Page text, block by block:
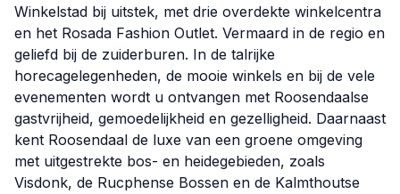
Winkelstad bij uitstek, met drie overdekte winkelcentra
en het Rosada Fashion Outlet. Vermaard in de regio en
geliefd bij de zuiderburen. In de talrijke
horecagelegenheden, de mooie winkels en bij de vele
evenementen wordt u ontvangen met Roosendaalse
gastvrijheid, gemoedelijkheid en gezelligheid. Daarnaast
kent Roosendaal de luxe van een groene omgeving
met uitgestrekte bos- en heidegebieden, zoals
Visdonk, de Rucphense Bossen en de Kalmthoutse